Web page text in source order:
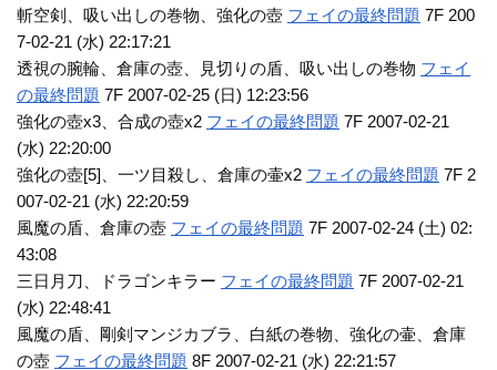
斬空剣、吸い出しの巻物、強化の壺 フェイの最終問題 7F 200
7-02-21 (水) 22:17:21
透視の腕輪、倉庫の壺、見切りの盾、吸い出しの巻物 フェイ
の最終問題 7F 2007-02-25 (日) 12:23:56
強化の壺x3、合成の壺x2 フェイの最終問題 7F 2007-02-21
(水) 22:20:00
強化の壺[5]、一ツ目殺し、倉庫の壷x2 フェイの最終問題 7F 2
007-02-21 (水) 22:20:59
風魔の盾、倉庫の壺 フェイの最終問題 7F 2007-02-24 (土) 02:
43:08
三日月刀、ドラゴンキラー フェイの最終問題 7F 2007-02-21
(水) 22:48:41
風魔の盾、剛剣マンジカブラ、白紙の巻物、強化の壷、倉庫
の壺 フェイの最終問題 8F 2007-02-21 (水) 22:21:57